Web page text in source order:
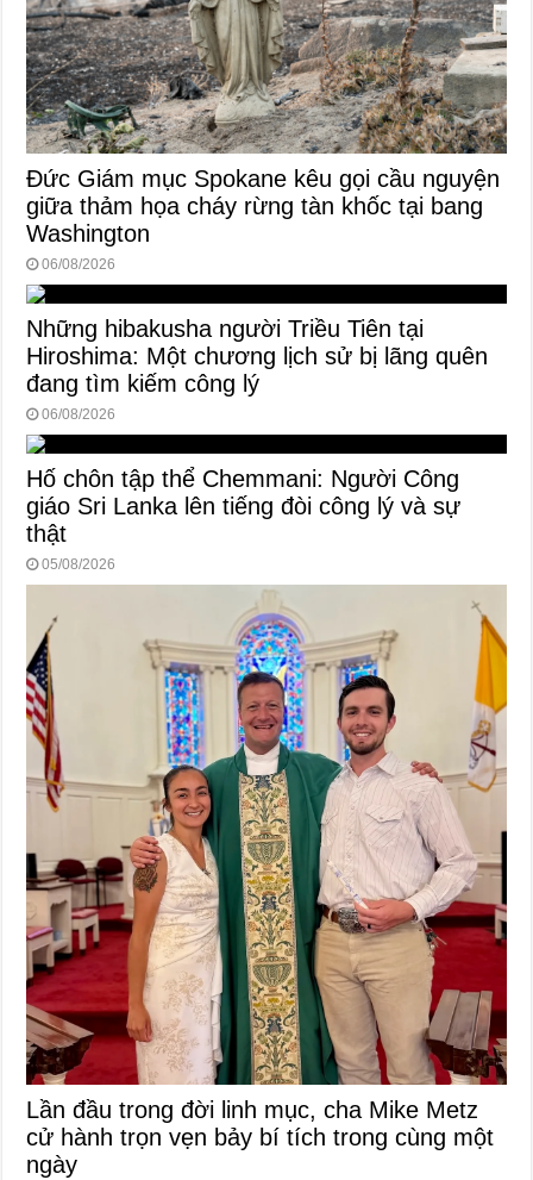
Đức Giám mục Spokane kêu gọi cầu nguyện
giữa thảm họa cháy rừng tàn khốc tại bang
Washington
06/08/2026
Những hibakusha người Triều Tiên tại
Hiroshima: Một chương lịch sử bị lãng quên
đang tìm kiếm công lý
06/08/2026
Hố chôn tập thể Chemmani: Người Công
giáo Sri Lanka lên tiếng đòi công lý và sự
thật
05/08/2026
Lần đầu trong đời linh mục, cha Mike Metz
cử hành trọn vẹn bảy bí tích trong cùng một
ngày